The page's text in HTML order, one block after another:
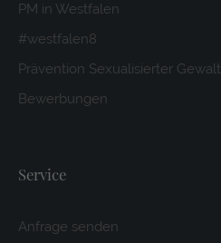
PM in Westfalen
#westfalen8
Prävention Sexualisierter Gewalt
Bewerbungen
Service
Anfrage senden